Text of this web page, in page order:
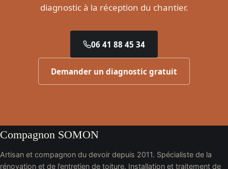
diagnostic à la réception du chantier.
06 41 88 45 34
Demander un diagnostic gratuit
Compagnon SOMON
Artisan et compagnon du devoir depuis 2011. Spécialiste de la
rénovation et de l’entretien de toiture. Installation et traitement de